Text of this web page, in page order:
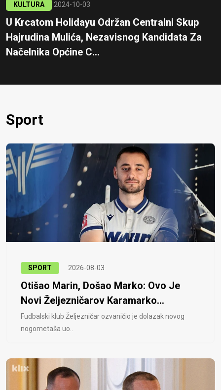
KULTURA 2024-10-03
U Krcatom Holidayu Održan Centralni Skup
Hajrudina Mulića, Nezavisnog Kandidata Za
Načelnika Općine C...
Sport
SPORT 2026-08-03
Otišao Marin, Došao Marko: Ovo Je
Novi Željezničarov Karamarko...
Fudbalski klub Željezničar ozvaničio je dolazak novog
nogometaša uo..